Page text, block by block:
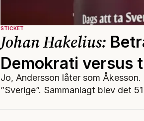
STICKET
Johan Hakelius:
Demokrati versus
Jo, Andersson låter som
”Sverige”. Sammanlagt blev det